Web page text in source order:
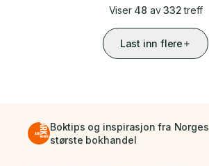
Viser 48 av 332treff
Last inn flere
Boktips og inspirasjon fra Norges
største bokhandel